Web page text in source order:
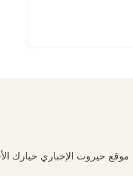
موقع حيروت الإخباري خيارك